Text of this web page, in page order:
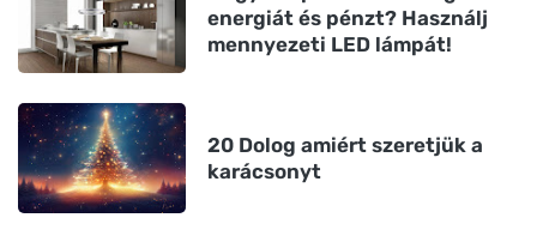
energiát és pénzt? Használj
mennyezeti LED lámpát!
20 Dolog amiért szeretjük a
karácsonyt